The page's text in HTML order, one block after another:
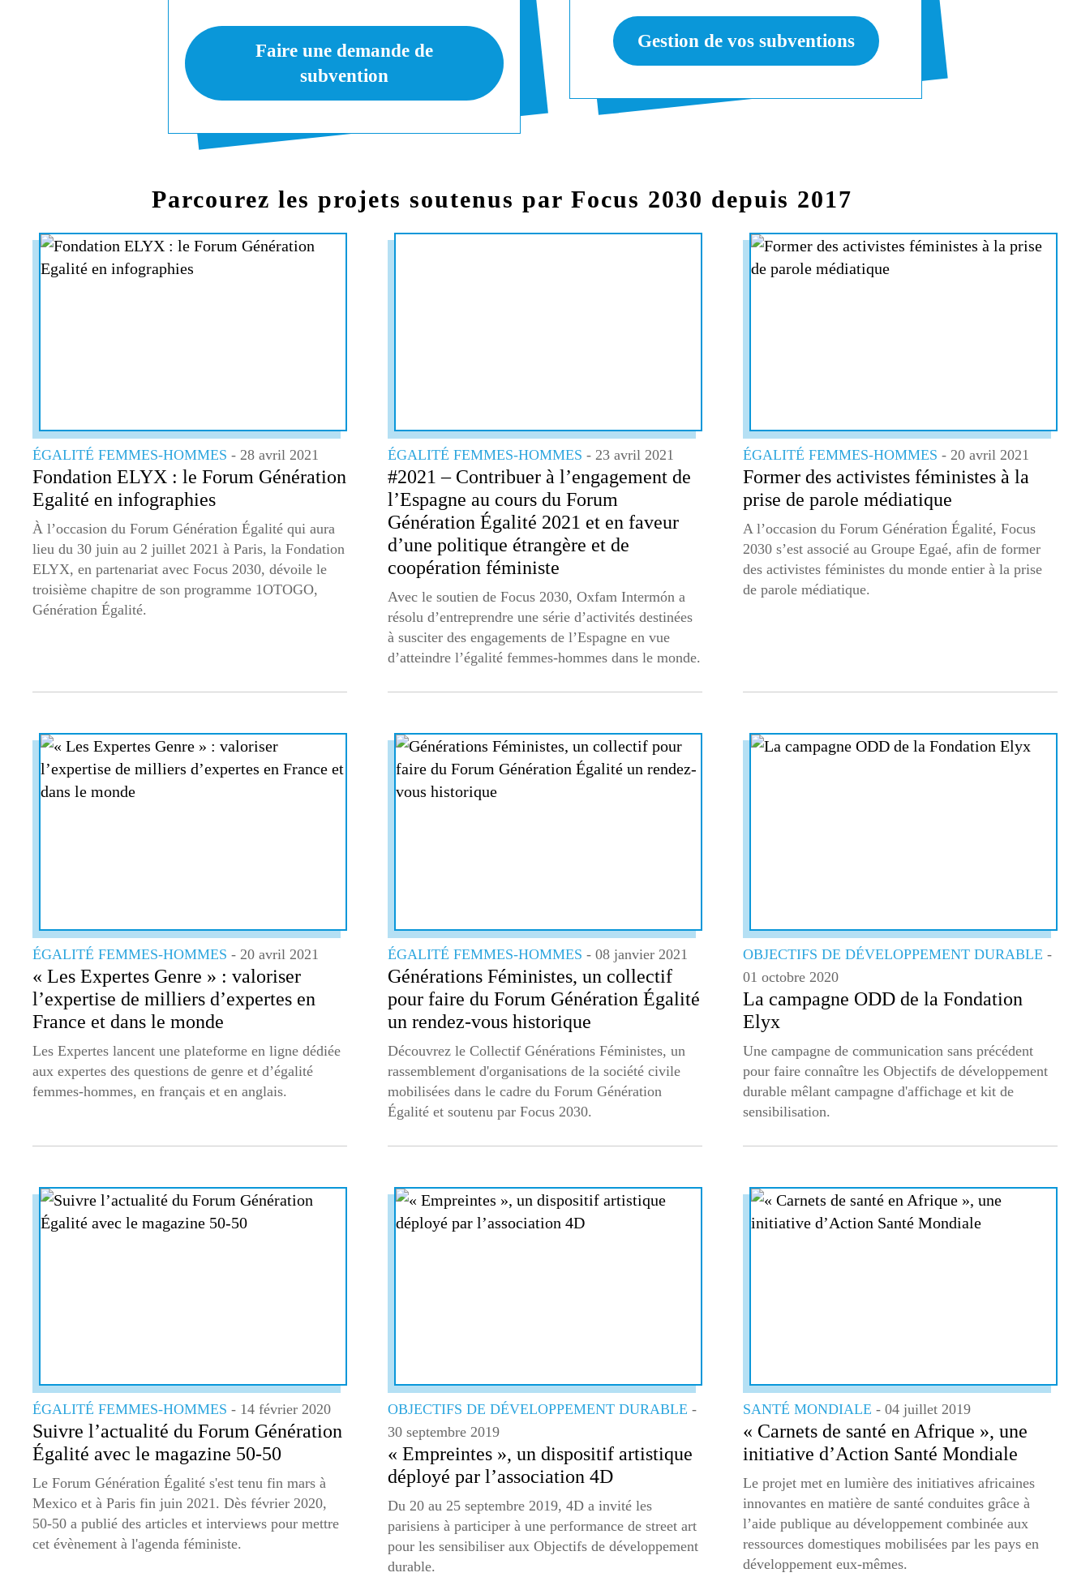
Faire une demande de
subvention
Gestion de vos subventions
Parcourez les projets soutenus par Focus 2030 depuis 2017
ÉGALITÉ FEMMES-HOMMES - 28 avril 2021
Fondation ELYX : le Forum Génération
Egalité en infographies
À l’occasion du Forum Génération Égalité qui aura
lieu du 30 juin au 2 juillet 2021 à Paris, la Fondation
ELYX, en partenariat avec Focus 2030, dévoile le
troisième chapitre de son programme 1OTOGO,
Génération Égalité.
ÉGALITÉ FEMMES-HOMMES - 23 avril 2021
#2021 – Contribuer à l’engagement de
l’Espagne au cours du Forum
Génération Égalité 2021 et en faveur
d’une politique étrangère et de
coopération féministe
Avec le soutien de Focus 2030, Oxfam Intermón a
résolu d’entreprendre une série d’activités destinées
à susciter des engagements de l’Espagne en vue
d’atteindre l’égalité femmes-hommes dans le monde.
ÉGALITÉ FEMMES-HOMMES - 20 avril 2021
Former des activistes féministes à la
prise de parole médiatique
A l’occasion du Forum Génération Égalité, Focus
2030 s’est associé au Groupe Egaé, afin de former
des activistes féministes du monde entier à la prise
de parole médiatique.
ÉGALITÉ FEMMES-HOMMES - 20 avril 2021
« Les Expertes Genre » : valoriser
l’expertise de milliers d’expertes en
France et dans le monde
Les Expertes lancent une plateforme en ligne dédiée
aux expertes des questions de genre et d’égalité
femmes-hommes, en français et en anglais.
ÉGALITÉ FEMMES-HOMMES - 08 janvier 2021
Générations Féministes, un collectif
pour faire du Forum Génération Égalité
un rendez-vous historique
Découvrez le Collectif Générations Féministes, un
rassemblement d'organisations de la société civile
mobilisées dans le cadre du Forum Génération
Égalité et soutenu par Focus 2030.
OBJECTIFS DE DÉVELOPPEMENT DURABLE -
01 octobre 2020
La campagne ODD de la Fondation
Elyx
Une campagne de communication sans précédent
pour faire connaître les Objectifs de développement
durable mêlant campagne d'affichage et kit de
sensibilisation.
ÉGALITÉ FEMMES-HOMMES - 14 février 2020
Suivre l’actualité du Forum Génération
Égalité avec le magazine 50-50
Le Forum Génération Égalité s'est tenu fin mars à
Mexico et à Paris fin juin 2021. Dès février 2020,
50-50 a publié des articles et interviews pour mettre
cet évènement à l'agenda féministe.
OBJECTIFS DE DÉVELOPPEMENT DURABLE -
30 septembre 2019
« Empreintes », un dispositif artistique
déployé par l’association 4D
Du 20 au 25 septembre 2019, 4D a invité les
parisiens à participer à une performance de street art
pour les sensibiliser aux Objectifs de développement
durable.
SANTÉ MONDIALE - 04 juillet 2019
« Carnets de santé en Afrique », une
initiative d’Action Santé Mondiale
Le projet met en lumière des initiatives africaines
innovantes en matière de santé conduites grâce à
l’aide publique au développement combinée aux
ressources domestiques mobilisées par les pays en
développement eux-mêmes.